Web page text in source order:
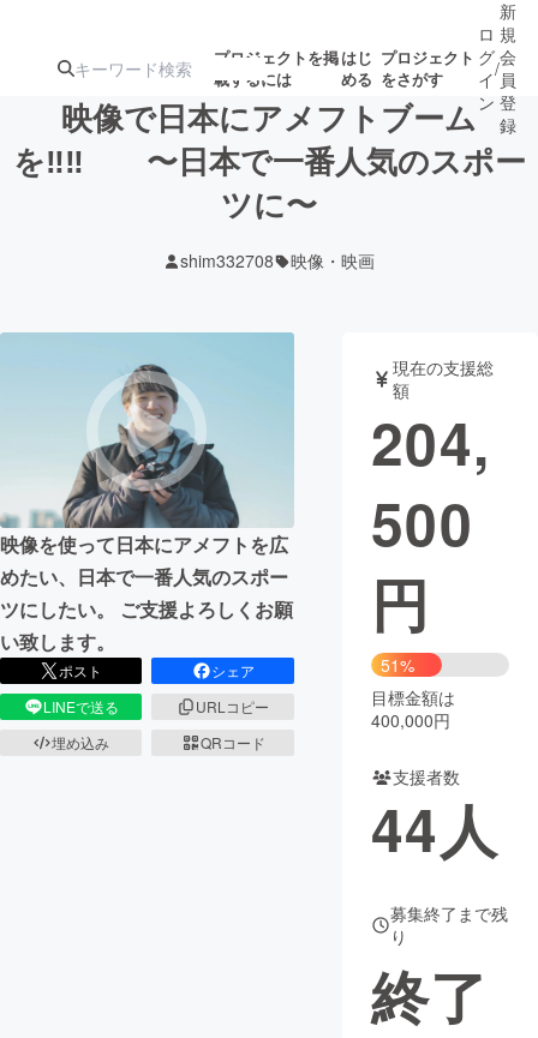
プロジェクトを掲
載するには
はじ
める
プロジェクト
をさがす
注目の新着プロ募集終了が近いプ
テクノロジー・ガジェット
映像・映画 書籍・雑誌
ビジネス・起業 チャレンジ
まちづくり・地域活性化
CAMPFIRE for Social Good CAMPFIRE Creation
CAMPFIREふるさと納税
コミュニティ
ロ
グ
イ
ン
/
新
規
会
員
登
録
映像で日本にアメフトブーム
を‼︎‼︎ 〜日本で一番人気のスポー
ツに〜
shim332708 映像・映画
映像を使って日本にアメフトを広
めたい、日本で一番人気のスポー
ツにしたい。 ご支援よろしくお願
い致します。
ポスト
シェア
LINEで送る
URLコピー
埋め込み
QRコード
現在の支援総
額
204,
500
円
51%
目標金額は
400,000円
支援者数
44人
募集終了まで残
り
終了